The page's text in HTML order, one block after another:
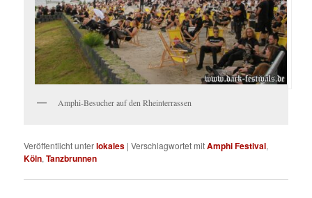
Amphi-Besucher auf den Rheinterrassen
Veröffentlicht unterlokales |Verschlagwortet mitAmphi Festival,
Köln,Tanzbrunnen